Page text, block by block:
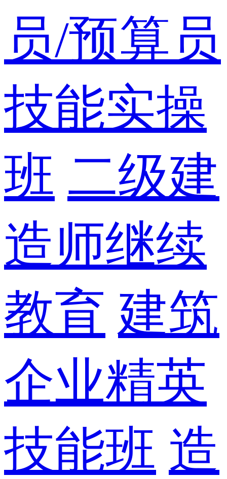
员/预算员
技能实操
班 二级建
造师继续
教育 建筑
企业精英
技能班 造